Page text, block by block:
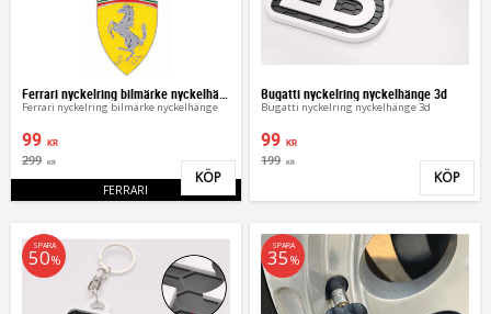
Ferrari nyckelring bilmärke nyckelhänge
99 KR
299 KR
FERRARI Lägg till i favoriter
KÖP
Bugatti nyckelring nyckelhänge 3d
Bugatti nyckelring nyckelhänge 3d
99 KR
199 KR
KÖP
SPARA
50%
SPARA
35 %